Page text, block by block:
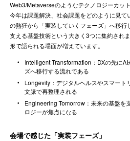
Web3/Metaverseのようなテクノロジーカッ
今年は課題解決、社会課題をどのように見
の熱狂から「実装していくフェーズ」へ移
支える基盤技術という大きく3つに集約され
形で語られる場面が増えています。
Intelligent Transformation：DXの先に
ズへ移行する流れである
Longevity：デジタルヘルスやスマート
文脈で再整理される
Engineering Tomorrow：未来の基盤を
ロジーが焦点になる
会場で感じた「実装フェーズ」